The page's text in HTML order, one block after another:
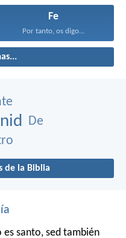
Fe
Por tanto, os digo...
De
de la Biblia
santo, sed también